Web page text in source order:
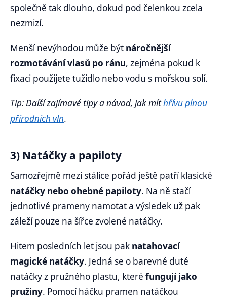
společně tak dlouho, dokud pod čelenkou zcela
nezmizí.
Menší nevýhodou může být náročnější
rozmotávání vlasů po ránu, zejména pokud k
fixaci použijete tužidlo nebo vodu s mořskou solí.
Tip: Další zajímavé tipy a návod, jak míthřívu plnou
přírodních vln.
3) Natáčky a papiloty
Samozřejmě mezi stálice pořád ještě patří klasické
natáčky nebo ohebné papiloty. Na ně stačí
jednotlivé prameny namotat a výsledek už pak
záleží pouze na šířce zvolené natáčky.
Hitem posledních let jsou pak natahovací
magické natáčky. Jedná se o barevné duté
natáčky z pružného plastu, které fungují jako
pružiny. Pomocí háčku pramen natáčkou